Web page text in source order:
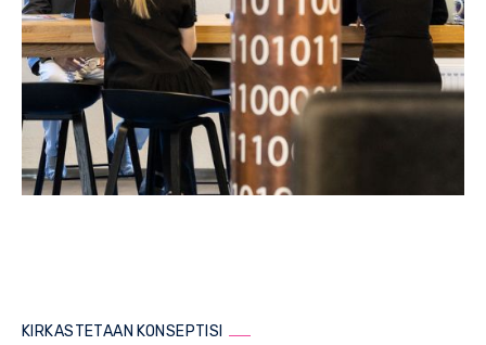
KIRKASTETAAN KONSEPTISI